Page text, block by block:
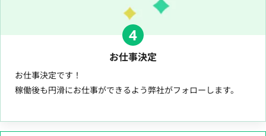
4
お仕事決定
お仕事決定です！
稼働後も円滑にお仕事ができるよう弊社がフォローします。